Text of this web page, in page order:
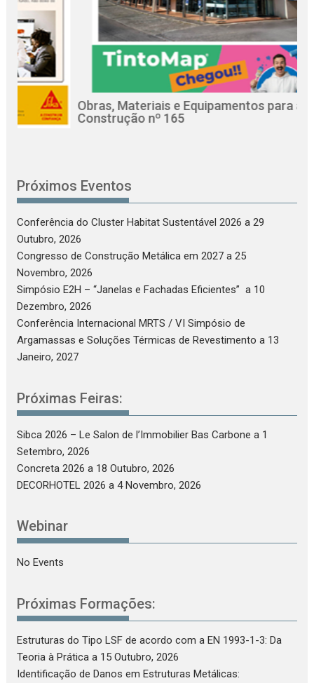
Obras, Materiais e Equipamentos para a
Construção nº 165
Próximos Eventos
Conferência do Cluster Habitat Sustentável 2026 a 29
Outubro, 2026
Congresso de Construção Metálica em 2027 a 25
Novembro, 2026
Simpósio E2H – “Janelas e Fachadas Eficientes” a 10
Dezembro, 2026
Conferência Internacional MRTS / VI Simpósio de
Argamassas e Soluções Térmicas de Revestimento a 13
Janeiro, 2027
Próximas Feiras:
Sibca 2026 – Le Salon de l’Immobilier Bas Carbone a 1
Setembro, 2026
Concreta 2026 a 18 Outubro, 2026
DECORHOTEL 2026 a 4 Novembro, 2026
Webinar
No Events
Próximas Formações:
Estruturas do Tipo LSF de acordo com a EN 1993-1-3: Da
Teoria à Prática a 15 Outubro, 2026
Identificação de Danos em Estruturas Metálicas: